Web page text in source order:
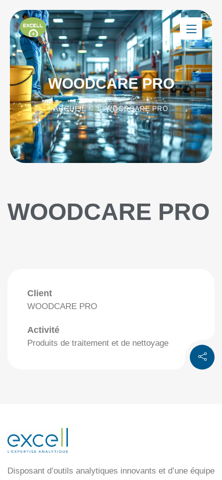
WOODCARE PRO
ACCUEIL WOODCARE PRO
WOODCARE PRO
Client
WOODCARE PRO
Activité
Produits de traitement et de nettoyage
Disposant d’outils analytiques innovants et d’une équipe